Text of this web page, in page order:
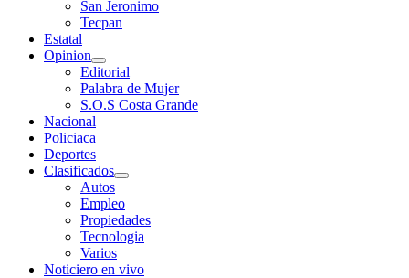
San Jeronimo
Tecpan
Estatal
Opinion
Editorial
Palabra de Mujer
S.O.S Costa Grande
Nacional
Policiaca
Deportes
Clasificados
Autos
Empleo
Propiedades
Tecnologia
Varios
Noticiero en vivo